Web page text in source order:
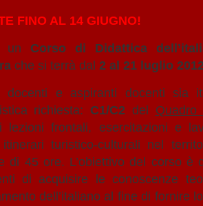
FINO AL 14 GIUGNO!
un Corso di Didattica
che si terrà dal 2 al 21 luglio
e aspiranti docenti sia
richiesta:C1/C2 del Quadro
lezioni frontali, esercitazioni e
itinerari turistico-culturali nel
di 45 ore. L’obiettivo del corso è
di acquisire le conoscenze
dell’italiano al fine di fornire